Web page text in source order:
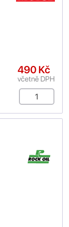
490 Kč
včetně DPH